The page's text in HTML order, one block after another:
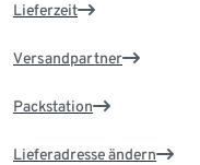
Lieferzeit
Versandpartner
Packstation
Lieferadresse ändern